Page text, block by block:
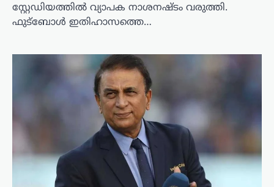
സ്റ്റേഡിയത്തിൽ വ്യാപക നാശനഷ്ടം വരുത്തി.
ഫുട്ബോൾ ഇതിഹാസത്തെ…